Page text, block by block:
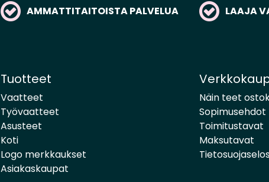
AMMATTITAITOISTA PALVELUA LAAJA
Tuotteet
Vaatteet
Työvaatteet
Asusteet
Koti
Logo merkkaukset
Asiakaskaupat
Näin teet
Sopimusehdot
Toimitustavat
Maksutavat